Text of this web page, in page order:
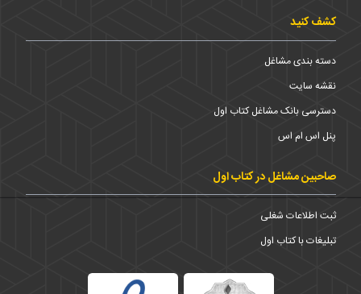
کشف کنید
دسته بندی مشاغل
نقشه سایت
دسترسی بانک مشاغل کتاب اول
پنل اس ام اس
صاحبین مشاغل در کتاب اول
ثبت اطلاعات شغلی
تبلیغات با کتاب اول